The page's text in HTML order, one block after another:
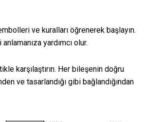
ve kuralları öğrenerek başlayın.
yardımcı olur.
karşılaştırın. Her bileşenin doğru
ve tasarlandığı gibi bağlandığından